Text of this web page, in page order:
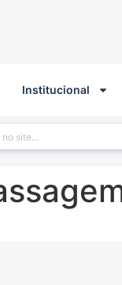
Institucional